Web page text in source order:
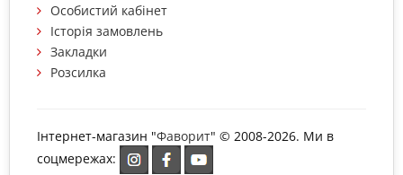
Особистий кабінет
Історія замовлень
Закладки
Розсилка
Інтернет-магазин "Фаворит" © 2008-2026. Ми в
соцмережах: